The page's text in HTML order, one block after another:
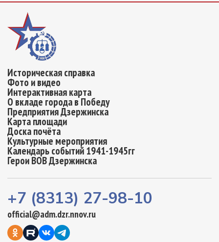
Историческая справка
Фото и видео
Интерактивная карта
О вкладе города в Победу
Предприятия Дзержинска
Карта площади
Доска почёта
Культурные мероприятия
Календарь событий 1941-1945гг
Герои ВОВ Дзержинска
+7 (8313) 27-98-10
official@adm.dzr.nnov.ru